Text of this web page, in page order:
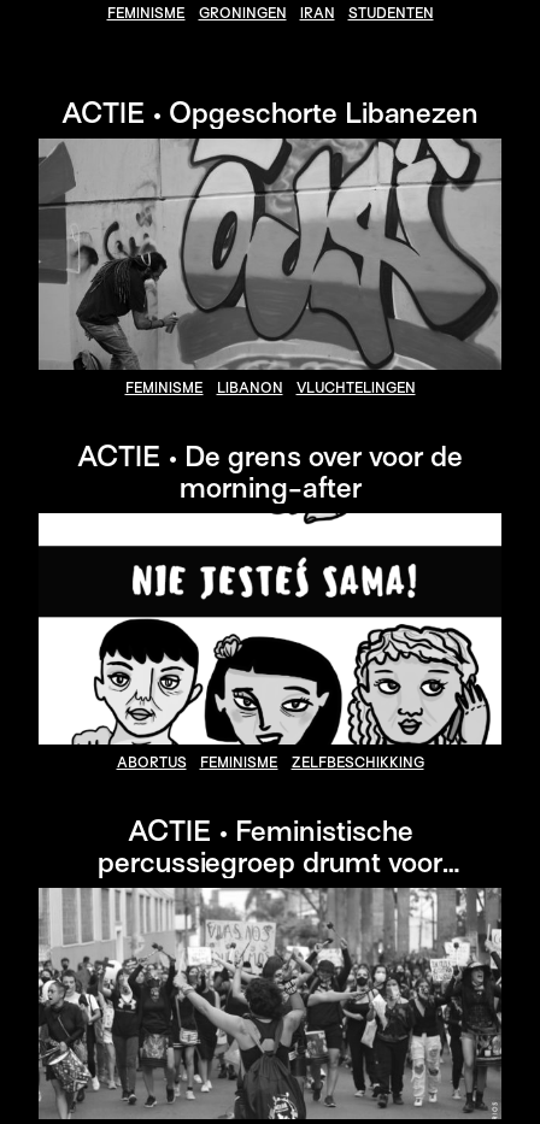
FEMINISME GRONINGEN IRAN STUDENTEN
ACTIE • Opgeschorte Libanezen
FEMINISME LIBANON VLUCHTELINGEN
ACTIE • De grens over voor de
morning-after
ABORTUS FEMINISME ZELFBESCHIKKING
ACTIE • Feministische
percussiegroep drumt voor
vrouwenrechten in Colombia